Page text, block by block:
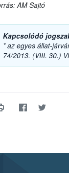
AM Sajtó
Kapcsolódó
* az egyes állat-
74/2013. (VIII. 30.)